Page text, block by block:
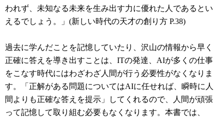
われず、未知なる未来を生み出す力に優れた人であるとい
えるでしょう。」(新しい時代の天才の創り方 P.38)
過去に学んだことを記憶していたり、沢山の情報から早く
正確に答えを導き出すことは、ITの発達、AIが多くの仕事
をこなす時代にはわざわざ人間が行う必要性がなくなりま
す。「正解がある問題についてはAIに任せれば、瞬時に人
間よりも正確な答えを提示」してくれるので、人間が頑張
って記憶して取り組む必要もなくなります。本書では、